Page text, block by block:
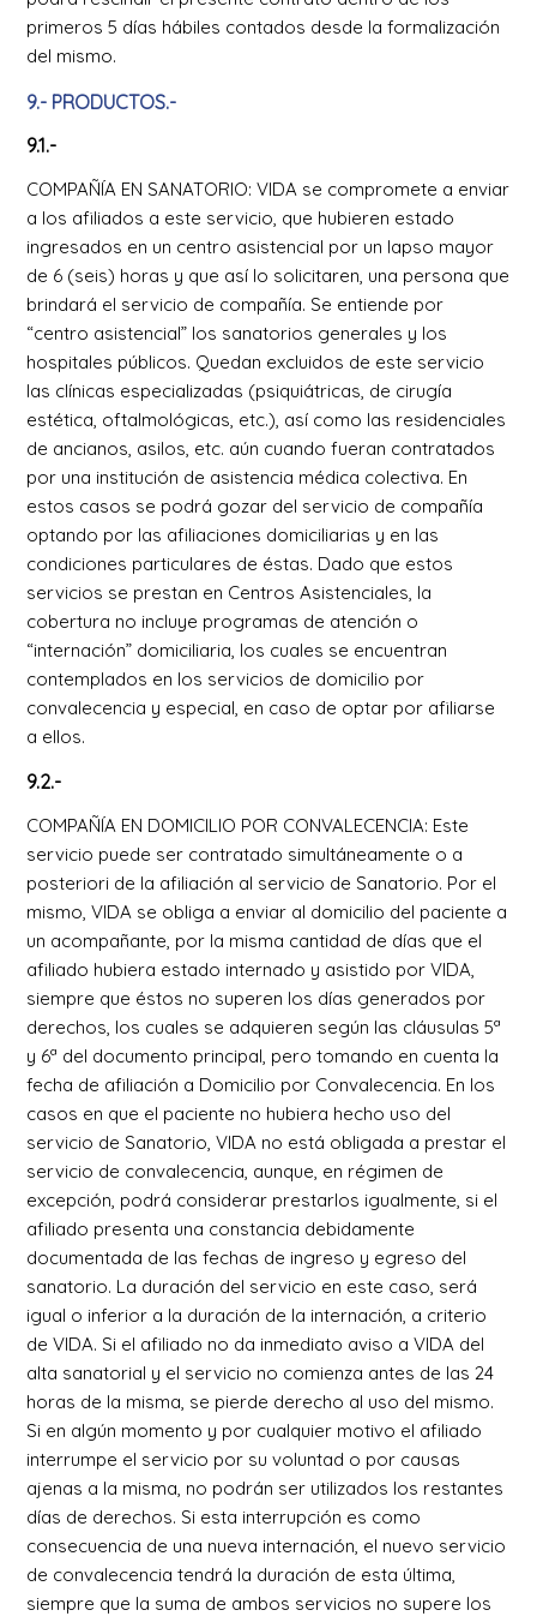
primeros 5 días hábiles contados desde la formalización
del mismo.
9.- PRODUCTOS.-
9.1.-
COMPAÑÍA EN SANATORIO: VIDA se compromete a enviar
a los afiliados a este servicio, que hubieren estado
ingresados en un centro asistencial por un lapso mayor
de 6 (seis) horas y que así lo solicitaren, una persona que
brindará el servicio de compañía. Se entiende por
“centro asistencial” los sanatorios generales y los
hospitales públicos. Quedan excluidos de este servicio
las clínicas especializadas (psiquiátricas, de cirugía
estética, oftalmológicas, etc.), así como las residenciales
de ancianos, asilos, etc. aún cuando fueran contratados
por una institución de asistencia médica colectiva. En
estos casos se podrá gozar del servicio de compañía
optando por las afiliaciones domiciliarias y en las
condiciones particulares de éstas. Dado que estos
servicios se prestan en Centros Asistenciales, la
cobertura no incluye programas de atención o
“internación” domiciliaria, los cuales se encuentran
contemplados en los servicios de domicilio por
convalecencia y especial, en caso de optar por afiliarse
a ellos.
9.2.-
COMPAÑÍA EN DOMICILIO POR CONVALECENCIA: Este
servicio puede ser contratado simultáneamente o a
posteriori de la afiliación al servicio de Sanatorio. Por el
mismo, VIDA se obliga a enviar al domicilio del paciente a
un acompañante, por la misma cantidad de días que el
afiliado hubiera estado internado y asistido por VIDA,
siempre que éstos no superen los días generados por
derechos, los cuales se adquieren según las cláusulas 5ª
y 6ª del documento principal, pero tomando en cuenta la
fecha de afiliación a Domicilio por Convalecencia. En los
casos en que el paciente no hubiera hecho uso del
servicio de Sanatorio, VIDA no está obligada a prestar el
servicio de convalecencia, aunque, en régimen de
excepción, podrá considerar prestarlos igualmente, si el
afiliado presenta una constancia debidamente
documentada de las fechas de ingreso y egreso del
sanatorio. La duración del servicio en este caso, será
igual o inferior a la duración de la internación, a criterio
de VIDA. Si el afiliado no da inmediato aviso a VIDA del
alta sanatorial y el servicio no comienza antes de las 24
horas de la misma, se pierde derecho al uso del mismo.
Si en algún momento y por cualquier motivo el afiliado
interrumpe el servicio por su voluntad o por causas
ajenas a la misma, no podrán ser utilizados los restantes
días de derechos. Si esta interrupción es como
consecuencia de una nueva internación, el nuevo servicio
de convalecencia tendrá la duración de esta última,
siempre que la suma de ambos servicios no supere los